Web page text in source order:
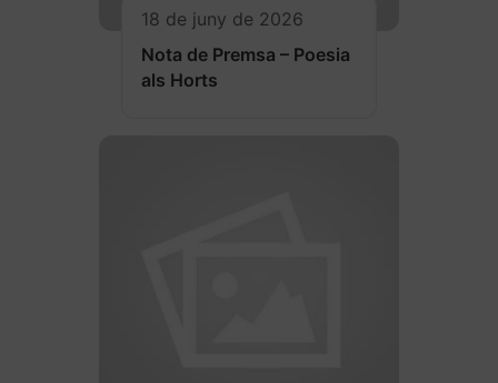
18 de juny de 2026
Nota de Premsa – Poesia
als Horts